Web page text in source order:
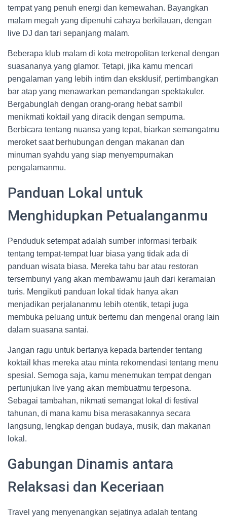
tempat yang penuh energi dan kemewahan. Bayangkan
malam megah yang dipenuhi cahaya berkilauan, dengan
live DJ dan tari sepanjang malam.
Beberapa klub malam di kota metropolitan terkenal dengan
suasananya yang glamor. Tetapi, jika kamu mencari
pengalaman yang lebih intim dan eksklusif, pertimbangkan
bar atap yang menawarkan pemandangan spektakuler.
Bergabunglah dengan orang-orang hebat sambil
menikmati koktail yang diracik dengan sempurna.
Berbicara tentang nuansa yang tepat, biarkan semangatmu
meroket saat berhubungan dengan makanan dan
minuman syahdu yang siap menyempurnakan
pengalamanmu.
Panduan Lokal untuk
Menghidupkan Petualanganmu
Penduduk setempat adalah sumber informasi terbaik
tentang tempat-tempat luar biasa yang tidak ada di
panduan wisata biasa. Mereka tahu bar atau restoran
tersembunyi yang akan membawamu jauh dari keramaian
turis. Mengikuti panduan lokal tidak hanya akan
menjadikan perjalananmu lebih otentik, tetapi juga
membuka peluang untuk bertemu dan mengenal orang lain
dalam suasana santai.
Jangan ragu untuk bertanya kepada bartender tentang
koktail khas mereka atau minta rekomendasi tentang menu
spesial. Semoga saja, kamu menemukan tempat dengan
pertunjukan live yang akan membuatmu terpesona.
Sebagai tambahan, nikmati semangat lokal di festival
tahunan, di mana kamu bisa merasakannya secara
langsung, lengkap dengan budaya, musik, dan makanan
lokal.
Gabungan Dinamis antara
Relaksasi dan Keceriaan
Travel yang menyenangkan sejatinya adalah tentang